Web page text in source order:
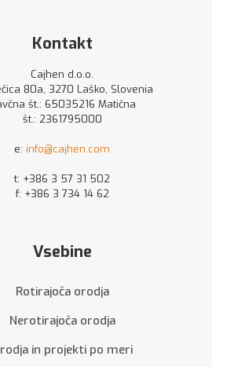
Kontakt
Cajhen d.o.o.
80a, 3270 Laško, Slovenia
št.: 65035216 Matična
št.: 2361795000
e: info@cajhen.com
t: +386 3 57 31 502
f: +386 3 734 14 62
Vsebine
Rotirajoča orodja
Nerotirajoča orodja
in projekti po meri